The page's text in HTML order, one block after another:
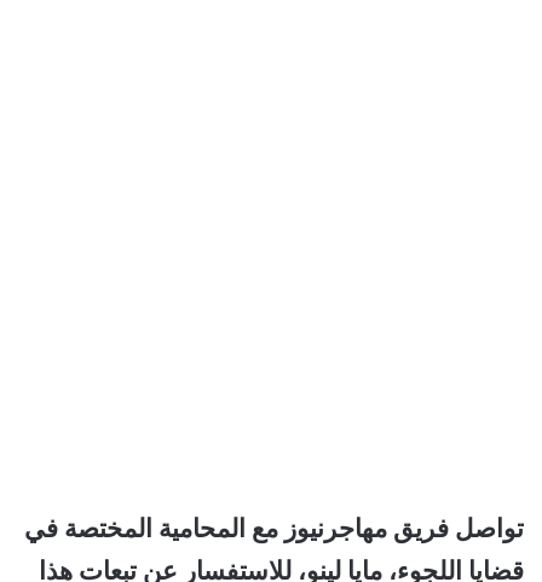
تواصل فريق مهاجرنيوز مع المحامية المختصة في
قضايا اللجوء، مايا لينو، للاستفسار عن تبعات هذا